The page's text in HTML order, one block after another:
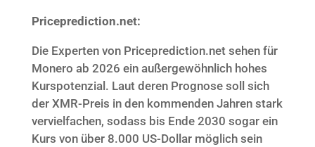
Priceprediction.net:
Die Experten von Priceprediction.net sehen für
Monero ab 2026 ein außergewöhnlich hohes
Kurspotenzial. Laut deren Prognose soll sich
der XMR-Preis in den kommenden Jahren stark
vervielfachen, sodass bis Ende 2030 sogar ein
Kurs von über 8.000 US-Dollar möglich sein